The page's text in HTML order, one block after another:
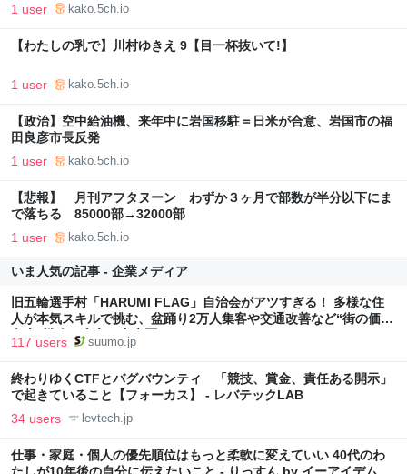
1 user kako.5ch.io
【わたしの乳で】川村ゆきえ 9【目一杯抜いて!】
1 user kako.5ch.io
【政治】空中給油機、来年中に岩国移駐＝日米が合意、岩国市の福
田良彦市長反発
1 user kako.5ch.io
【悲報】 月刊アフタヌーン わずか３ヶ月で部数が半分以下にま
で落ちる 85000部→32000部
1 user kako.5ch.io
いま人気の記事 - 企業メディア
旧五輪選手村「HARUMI FLAG」自治会がアツすぎる！ 多様な住
人が本気スキルで挑む、盆踊り2万人集客や交通改善など“街の価値
向上”戦略 東京・中央区
117 users suumo.jp
終わりゆくCTFとバグバウンティ 「競技、賞金、責任ある開示」
で起きていること【フォーカス】 - レバテックLAB
34 users levtech.jp
仕事・家庭・個人の優先順位はもっと柔軟に変えていい 40代のわ